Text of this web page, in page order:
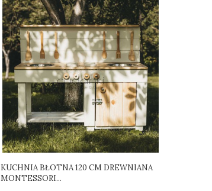
KUCHNIA BŁOTNA 120 CM DREWNIANA
MONTESSORI...